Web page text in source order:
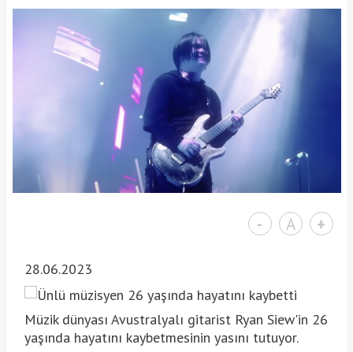
- A +
28.06.2023
Müzik dünyası Avustralyalı gitarist Ryan Siew'in 26
yaşında hayatını kaybetmesinin yasını tutuyor.